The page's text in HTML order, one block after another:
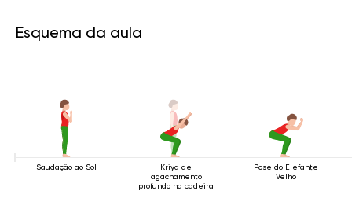
Esquema da aula
Saudação ao Sol
Kriya de
agachamento
profundo na cadeira
Pose do Elefante
Velho